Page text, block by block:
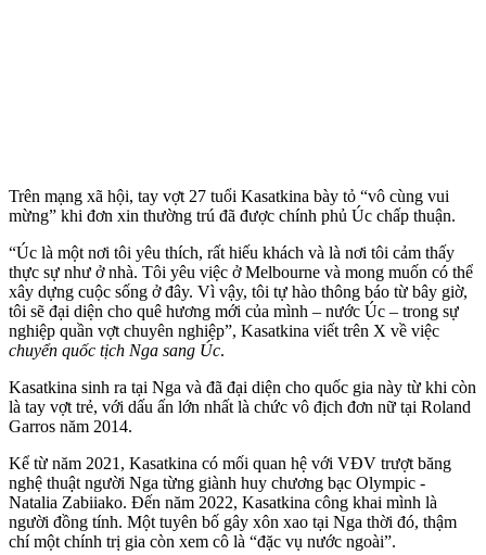
Trên mạng xã hội, tay vợt 27 tuổi Kasatkina bày tỏ “vô cùng vui
mừng” khi đơn xin thường trú đã được chính phủ Úc chấp thuận.
“Úc là một nơi tôi yêu thích, rất hiếu khách và là nơi tôi cảm thấy
thực sự như ở nhà. Tôi yêu việc ở Melbourne và mong muốn có thể
xây dựng cuộc sống ở đây. Vì vậy, tôi tự hào thông báo từ bây giờ,
tôi sẽ đại diện cho quê hương mới của mình – nước Úc – trong sự
nghiệp quần vợt chuyên nghiệp”, Kasatkina viết trên X về việc
chuyển quốc tịch Nga sang Úc.
Kasatkina sinh ra tại Nga và đã đại diện cho quốc gia này từ khi còn
là tay vợt trẻ, với dấu ấn lớn nhất là chức vô địch đơn nữ tại Roland
Garros năm 2014.
Kể từ năm 2021, Kasatkina có mối quan hệ với VĐV trượt băng
nghệ thuật người Nga từng giành huy chương bạc Olympic -
Natalia Zabiiako. Đến năm 2022, Kasatkina công khai mình là
người đồn‌g tín‌h. Một tuyên bố gây xôn xao tại Nga thời đó, thậm
chí một chính trị gia còn xem cô là “đặc vụ nước ngoài”.